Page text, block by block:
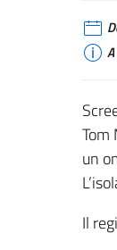
Tom
un
Il